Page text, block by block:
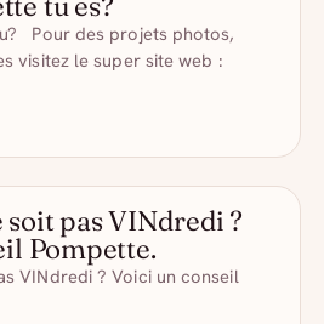
Pour des projets photos,
visitez le super site web :
soit pas VINdredi ?
Pompette.
VINdredi ? Voici un conseil